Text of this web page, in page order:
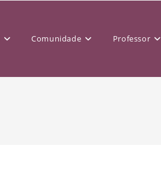
Comunidade Professor